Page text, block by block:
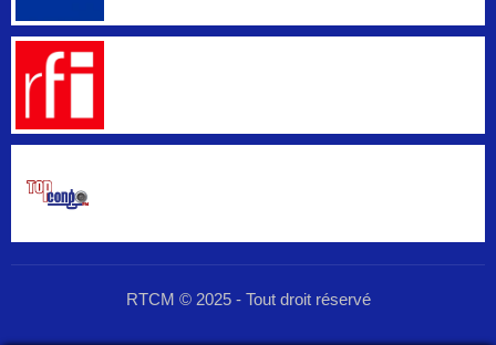
RTCM © 2025 - Tout droit réservé